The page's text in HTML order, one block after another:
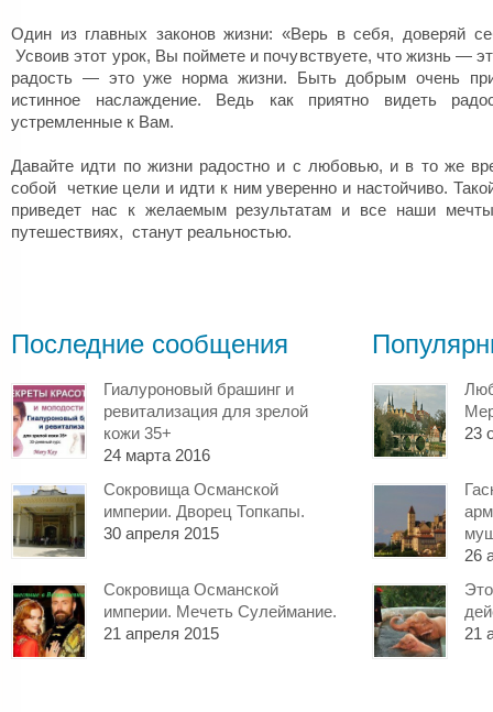
Один из главных законов жизни: «Верь в себя, доверяй
Усвоив этот урок, Вы поймете и почувствуете, что жизнь —
радость — это уже норма жизни. Быть добрым очень
истинное наслаждение. Ведь как приятно видеть
устремленные к Вам.
Давайте идти по жизни радостно и с любовью, и в то же
собой четкие цели и идти к ним уверенно и настойчиво.
приведет нас к желаемым результатам и все наши
путешествиях, станут реальностью.
Последние сообщения
Гиалуроновый брашинг и
ревитализация для зрелой
кожи 35+
24 марта 2016
Сокровища Османской
империи. Дворец Топкапы.
30 апреля 2015
Сокровища Османской
империи. Мечеть Сулеймание.
21 апреля 2015
23
26
21